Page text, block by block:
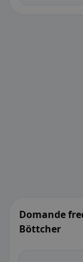
Domande
Böttcher